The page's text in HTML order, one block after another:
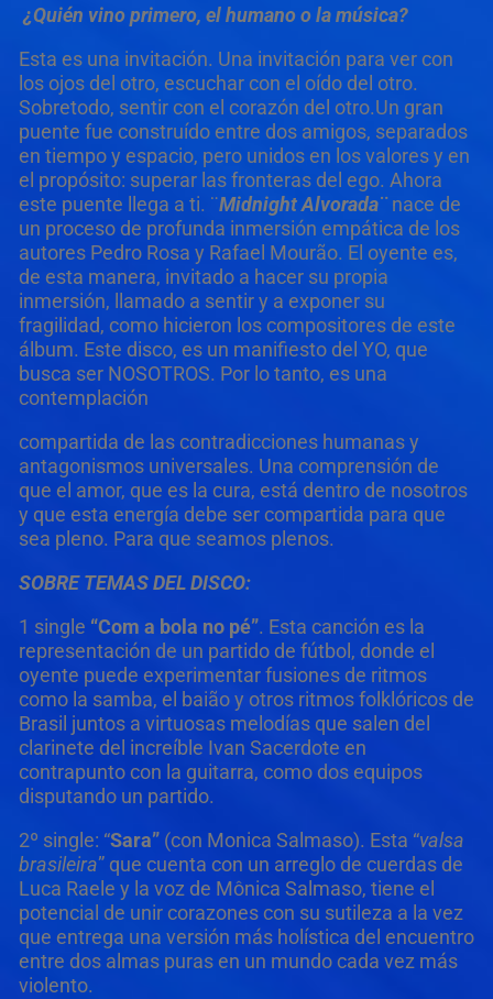
¿Quién vino primero, el humano o la música?
Esta es una invitación. Una invitación para ver con
los ojos del otro, escuchar con el oído del otro.
Sobretodo, sentir con el corazón del otro.Un gran
puente fue construído entre dos amigos, separados
en tiempo y espacio, pero unidos en los valores y en
el propósito: superar las fronteras del ego. Ahora
este puente llega a ti. ¨Midnight Alvorada¨nace de
un proceso de profunda inmersión empática de los
autores Pedro Rosa y Rafael Mourão. El oyente es,
de esta manera, invitado a hacer su propia
inmersión, llamado a sentir y a exponer su
fragilidad, como hicieron los compositores de este
álbum. Este disco, es un manifiesto del YO, que
busca ser NOSOTROS. Por lo tanto, es una
contemplación
compartida de las contradicciones humanas y
antagonismos universales. Una comprensión de
que el amor, que es la cura, está dentro de nosotros
y que esta energía debe ser compartida para que
sea pleno. Para que seamos plenos.
SOBRE TEMAS DEL DISCO:
1 single “Com a bola no pé”. Esta canción es la
representación de un partido de fútbol, donde el
oyente puede experimentar fusiones de ritmos
como la samba, el baião y otros ritmos folklóricos de
Brasil juntos a virtuosas melodías que salen del
clarinete del increíble Ivan Sacerdote en
contrapunto con la guitarra, como dos equipos
disputando un partido.
2º single: “Sara”(con Monica Salmaso). Esta “valsa
brasileira” que cuenta con un arreglo de cuerdas de
Luca Raele y la voz de Mônica Salmaso, tiene el
potencial de unir corazones con su sutileza a la vez
que entrega una versión más holística del encuentro
entre dos almas puras en un mundo cada vez más
violento.